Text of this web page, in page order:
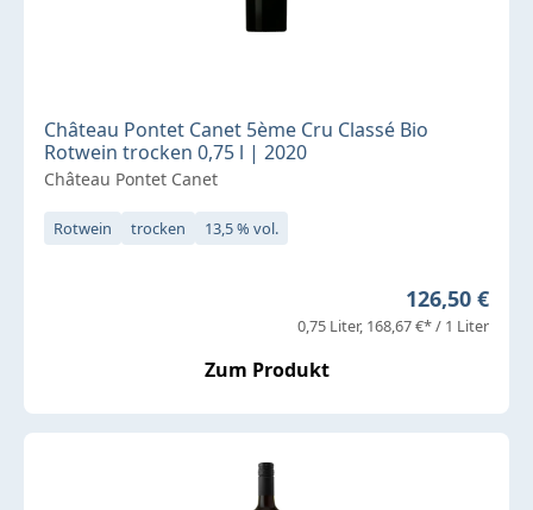
Château Pontet Canet 5ème Cru Classé Bio
Rotwein trocken 0,75 l | 2020
Château Pontet Canet
Rotwein trocken 13,5 % vol.
Regulärer
126,50 €
0,75 Liter 168,67 €* / 1 Liter
Zum Produkt